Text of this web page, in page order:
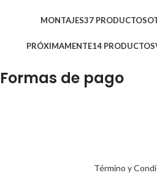
MONTAJES37 PRODUCTOS
PRÓXIMAMENTE14 PRODUCTOS
Formas de pago
Término y